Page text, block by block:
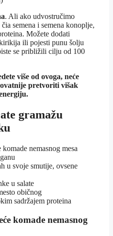
. Ali ako udvostručimo
semena i semena konoplje,
Možete dodati
ili pojesti punu šolju
se približili cilju od 100
više od ovoga, neće
pretvoriti višak
gramažu
nemasnog mesa
u svoje smutije, ovsene
u salate
običnog
sadržajem proteina
komade nemasnog